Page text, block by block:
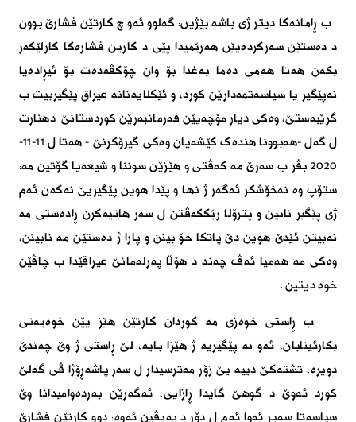
ب ڕامانەکا دیتر ژى باشە بێژین: گەلوو ئەو چ کارتێن فشارێ بوون
د دەستێن سەرکردەیێن هەرێمیدا پێى د کارین فشارەکا کارلێکەر
بکەن هەتا هەمى دەما بەغدا بۆ وان چۆکڤەدەت بۆ ئیڕادەیا
نەپێگیر یا سیاسەتمەدارێن کورد، و ئێکلایەنانە عیراق پێگیربیت ب
گرێبەستێ، وەکى دیار مۆچەیێن فەرمانبەرێن کوردستانێ دهنارت
ل گەل -هەبوونا هندەک کێشەیان وەکى گیرۆکرنێ - هەتا ل 11-11-
2020 بڤر ب سەرێ مە کەڤتى و هێزێن سوننا و شیعەیا گۆتین مە:
ستۆپ وە نەخۆشکر ئەگەر ژ نها و پێدا هوین پێگیریێ نەکەن ئەم
ژى پێگیر نابین و پترۆلا رێککەڤتن ل سەر هاتیەکرن ڕادەستى مە
نەبیتن ئێدێ هوین دێ پاتکا خۆ بینن و پارا ژ دەستێن مە نابینن،
وەکى مە هەمیا ئەڤ چەند د هۆڵا پەرلەمانێ عیراقێدا ب چاڤێن
خوە دیتین.
ب ڕاستى خوەزى مە کوردان کارتێن هێز یێن خوەیەتى
بکارئینابان، ئەو نە پێگیریە ژ هێزا بایە، لێ ڕاستى ژ وێ چەندێ
دویرە، تشتەکێ دییە یێ زۆر مەترسیدار ل سەر پاشەڕۆژا ڤى گەلێ
کورد ئەوێ د گوهێ گایدا ڕازایى، ئەگەرێن بەردەوامیدانا وێ